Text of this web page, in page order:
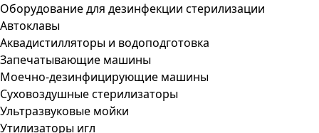
Оборудование для дезинфекции стерилизации
Автоклавы
Аквадистилляторы и водоподготовка
Запечатывающие машины
Моечно-дезинфицирующие машины
Суховоздушные стерилизаторы
Ультразвуковые мойки
Утилизаторы игл